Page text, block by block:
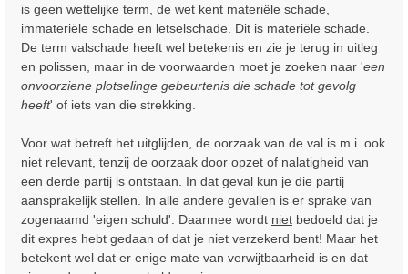
is geen wettelijke term, de wet kent materiële schade,
immateriële schade en letselschade. Dit is materiële schade.
De term valschade heeft wel betekenis en zie je terug in uitleg
en polissen, maar in de voorwaarden moet je zoeken naar 'een
onvoorziene plotselinge gebeurtenis die schade tot gevolg
heeft' of iets van die strekking.
Voor wat betreft het uitglijden, de oorzaak van de val is m.i. ook
niet relevant, tenzij de oorzaak door opzet of nalatigheid van
een derde partij is ontstaan. In dat geval kun je die partij
aansprakelijk stellen. In alle andere gevallen is er sprake van
zogenaamd 'eigen schuld'. Daarmee wordt niet bedoeld dat je
dit expres hebt gedaan of dat je niet verzekerd bent! Maar het
betekent wel dat er enige mate van verwijtbaarheid is en dat